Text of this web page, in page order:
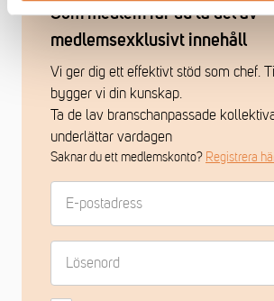
Som medlem får du ta del av
medlemsexklusivt innehåll
Vi ger dig ett effektivt stöd som chef.
bygger vi din kunskap.
Ta de lav branschanpassade
underlättar vardagen
Saknar du ett medlemskonto? Registrera